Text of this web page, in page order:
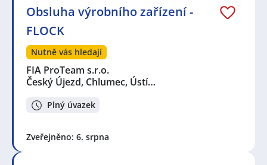
Obsluha výrobního zařízení -
FLOCK
Nutně vás hledají
FIA ProTeam s.r.o.
Český Újezd, Chlumec, Ústí…
Plný úvazek
Zveřejněno: 6. srpna